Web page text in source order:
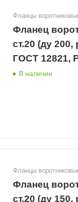
Фланцы
Фланец
ст.20 (ду 200,
ГОСТ 12821,
В наличии
Фланцы
Фланец
ст.20 (ду 150,